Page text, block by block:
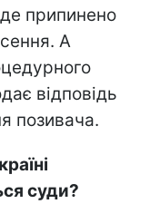
припинено
А
відповідь
позивача.
суди?